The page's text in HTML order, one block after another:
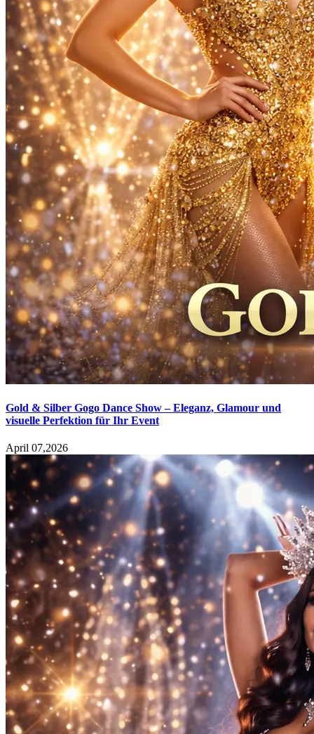
Gold & Silber Gogo Dance Show – Eleganz, Glamour und
visuelle Perfektion für Ihr Event
April 07,2026